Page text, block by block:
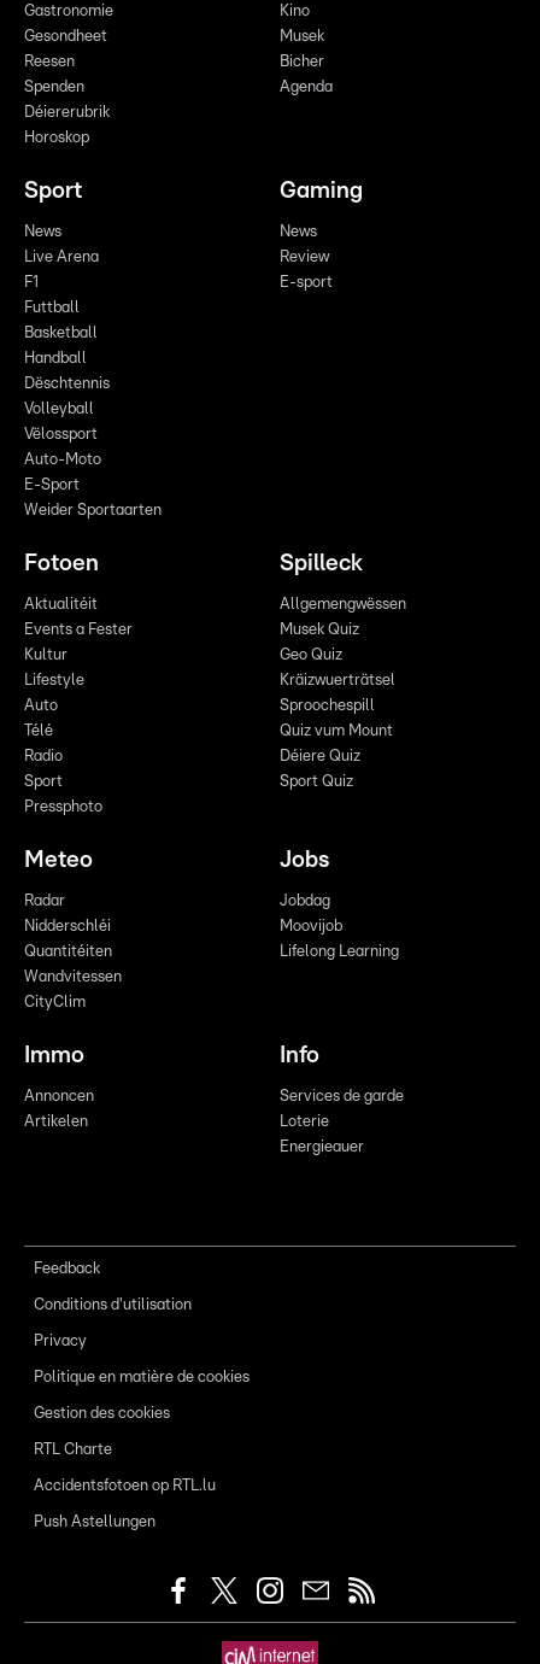
Gastronomie
Gesondheet
Reesen
Spenden
Déiererubrik
Horoskop
Kino
Musek
Bicher
Agenda
Sport
News
Live Arena
F1
Futtball
Basketball
Handball
Dëschtennis
Volleyball
Vëlossport
Auto-Moto
E-Sport
Weider Sportaarten
Gaming
News
Review
E-sport
Fotoen
Aktualitéit
Events a Fester
Kultur
Lifestyle
Auto
Télé
Radio
Sport
Pressphoto
Spilleck
Allgemengwëssen
Musek Quiz
Geo Quiz
Kräizwuerträtsel
Sproochespill
Quiz vum Mount
Déiere Quiz
Sport Quiz
Meteo
Radar
Nidderschléi
Quantitéiten
Wandvitessen
CityClim
Jobs
Jobdag
Moovijob
Lifelong Learning
Immo
Annoncen
Artikelen
Info
Services de garde
Loterie
Energieauer
Feedback
Conditions d'utilisation
Privacy
Politique en matière de cookies
Gestion des cookies
RTL Charte
Accidentsfotoen op RTL.lu
Push Astellungen